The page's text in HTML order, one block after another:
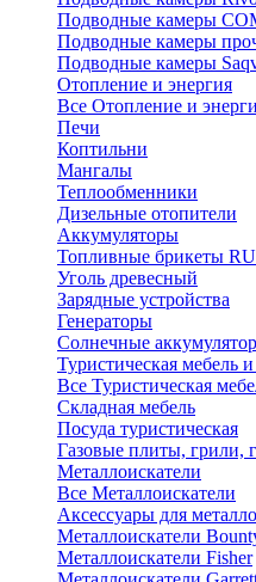
Подводные камеры
Подводные камеры
Подводные камеры
Отопление и энергия
Все Отопление и
Печи
Коптильни
Мангалы
Теплообменники
Дизельные отопители
Аккумуляторы
Топливные брикеты
Уголь древесный
Зарядные устройства
Генераторы
Солнечные
Туристическая мебель
Все Туристическая
Складная мебель
Посуда туристическая
Газовые плиты, грили,
Металлоискатели
Все Металлоискатели
Аксессуары для
Металлоискатели
Металлоискатели Fisher